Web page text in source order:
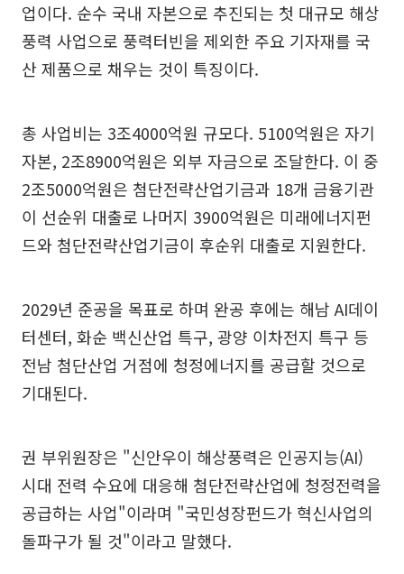
업이다. 순수 국내 자본으로 추진되는 첫 대규모 해상
풍력 사업으로 풍력터빈을 제외한 주요 기자재를 국
산 제품으로 채우는 것이 특징이다.
총 사업비는 3조4000억원 규모다. 5100억원은 자기
자본, 2조8900억원은 외부 자금으로 조달한다. 이 중
2조5000억원은 첨단전략산업기금과 18개 금융기관
이 선순위 대출로 나머지 3900억원은 미래에너지펀
드와 첨단전략산업기금이 후순위 대출로 지원한다.
2029년 준공을 목표로 하며 완공 후에는 해남 AI데이
터센터, 화순 백신산업 특구, 광양 이차전지 특구 등
전남 첨단산업 거점에 청정에너지를 공급할 것으로
기대된다.
권 부위원장은 "신안우이 해상풍력은 인공지능(AI)
시대 전력 수요에 대응해 첨단전략산업에 청정전력을
공급하는 사업"이라며 "국민성장펀드가 혁신사업의
돌파구가 될 것"이라고 말했다.